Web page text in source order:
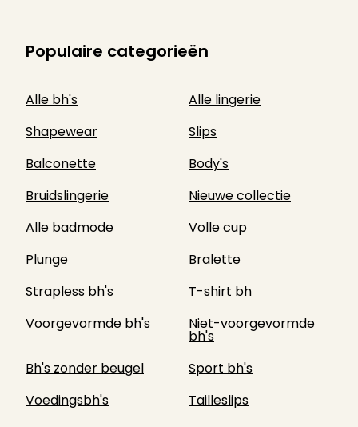
Populaire categorieën
Alle bh's
Alle lingerie
Shapewear
Slips
Balconette
Body's
Bruidslingerie
Nieuwe collectie
Alle badmode
Volle cup
Plunge
Bralette
Strapless bh's
T-shirt bh
Voorgevormde bh's
Niet-voorgevormde
bh's
Bh's zonder beugel
Sport bh's
Voedingsbh's
Tailleslips